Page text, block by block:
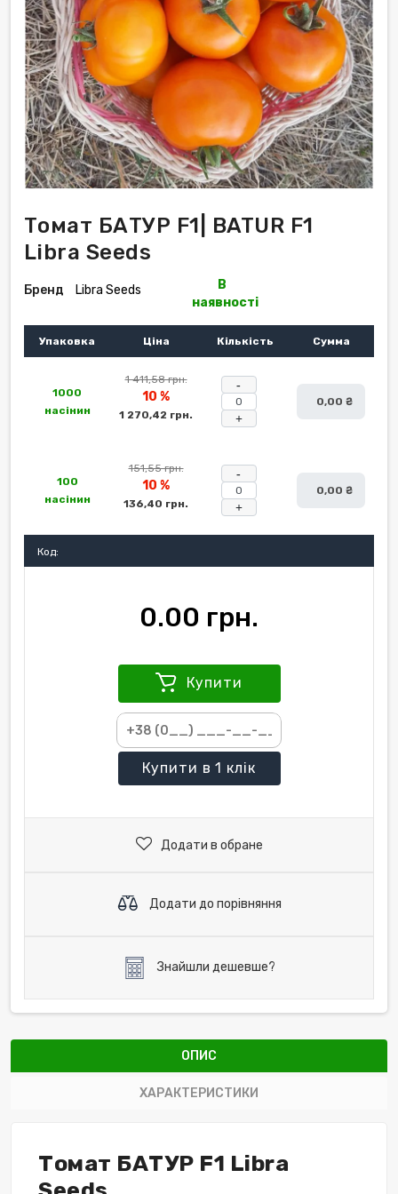
Томат БАТУР F1| BATUR F1
Libra Seeds
Бренд Libra Seeds
В
наявності
Упаковка Ціна Кількість Сумма
1000
насінин
1 411,58 грн.
10 %
1 270,42 грн. +
0,00 ₴
100
насінин
151,55 грн.
10 %
136,40 грн. +
0,00 ₴
Код:
0.00 грн.
Купити
Купити в 1 клік
Додати в обране
Додати до порівняння
Знайшли дешевше?
ОПИС
ХАРАКТЕРИСТИКИ
Томат БАТУР F1 Libra